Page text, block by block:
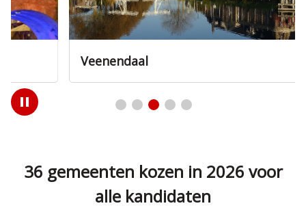
Veenendaal
Play
/
36 gemeenten kozen in 2026 voor
alle kandidaten